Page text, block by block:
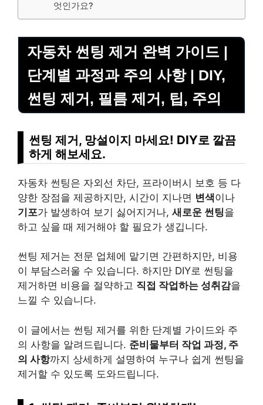
엇인가요?
자동차 썬팅 제거 완벽 가이드 |
단계별 과정과 주의 사항 | DIY,
썬팅 제거, 필름 제거, 팁, 주의
썬팅 제거, 망설이지 마세요! DIY로 깔끔
하게 해보세요.
자동차 썬팅은 자외선 차단, 프라이버시 보호 등 다
양한 장점을 제공하지만, 시간이 지나면 변색이나
기포가 발생하여 보기 싫어지거나, 새로운 썬팅을
하고 싶을 때 제거해야 할 필요가 생깁니다.
썬팅 제거는 전문 업체에 맡기면 간편하지만, 비용
이 부담스러울 수 있습니다. 하지만 DIY로 썬팅을
제거하면 비용을 절약하고 직접 작업하는 성취감을
느낄 수 있습니다.
이 글에서는 썬팅 제거를 위한 단계별 가이드와 주
의 사항을 알려드립니다. 준비물부터 작업 과정, 주
의 사항까지 상세하게 설명하여 누구나 쉽게 썬팅을
제거할 수 있도록 도와드립니다.